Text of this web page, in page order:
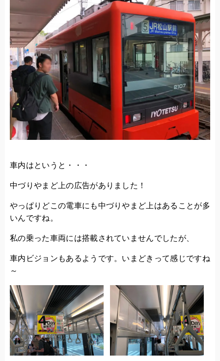
車内はというと・・・
中づりやまど上の広告がありました！
やっぱりどこの電車にも中づりやまど上はあることが多
いんですね。
私の乗った車両には搭載されていませんでしたが、
車内ビジョンもあるようです。いまどきって感じですね
～